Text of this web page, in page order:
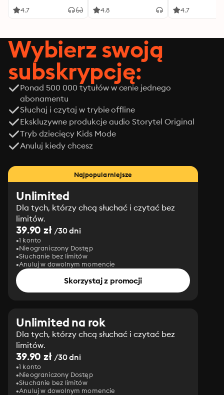
4.7 4.8 4.7
Wybierz swoją
subskrypcję:
Ponad 500 000 tytułów w cenie jednego
abonamentu
Słuchaj i czytaj w trybie offline
Ekskluzywne produkcje audio Storytel Original
Tryb dziecięcy Kids Mode
Anuluj kiedy chcesz
Najpopularniejsze
Unlimited
Dla tych, którzy chcą słuchać i czytać bez
limitów.
39.90 zł/30 dni
1 konto
Nieograniczony Dostęp
Słuchanie bez limitów
Anuluj w dowolnym momencie
Skorzystaj z promocji
Unlimited na rok
Dla tych, którzy chcą słuchać i czytać bez
limitów.
39.90 zł/30 dni
1 konto
Nieograniczony Dostęp
Słuchanie bez limitów
Anuluj w dowolnym momencie